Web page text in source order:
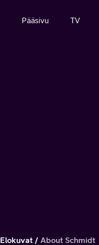
Pääsivu TV
Elokuvat About Schmidt